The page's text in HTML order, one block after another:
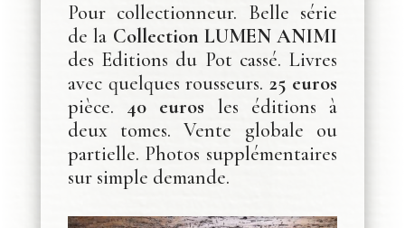
Pour collectionneur. Belle série
de la Collection LUMEN ANIMI
des Editions du Pot cassé. Livres
avec quelques rousseurs.25 euros
pièce. 40 euros les éditions à
deux tomes. Vente globale ou
partielle. Photos supplémentaires
sur simple demande.